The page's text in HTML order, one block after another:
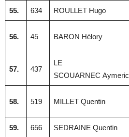
55. 634 ROULLET Hugo
56. 45 BARON Hélory
57. 437
LE
SCOUARNEC Aymeric
58. 519 MILLET Quentin
59. 656 SEDRAINE Quentin